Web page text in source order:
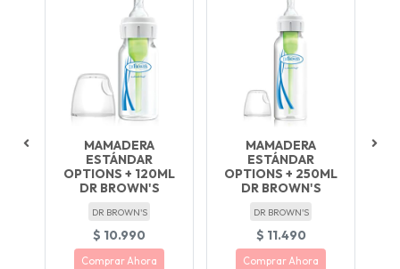
MAMADERA
ESTÁNDAR
OPTIONS + 120ML
DR BROWN'S
DR BROWN'S
$ 10.990
Comprar Ahora
MAMADERA
ESTÁNDAR
OPTIONS + 250ML
DR BROWN'S
DR BROWN'S
$ 11.490
Comprar Ahora